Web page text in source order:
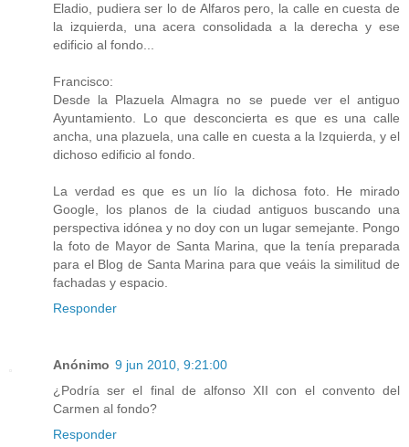
Eladio, pudiera ser lo de Alfaros pero, la calle en cuesta de
la izquierda, una acera consolidada a la derecha y ese
edificio al fondo...
Francisco:
Desde la Plazuela Almagra no se puede ver el antiguo
Ayuntamiento. Lo que desconcierta es que es una calle
ancha, una plazuela, una calle en cuesta a la Izquierda, y el
dichoso edificio al fondo.
La verdad es que es un lío la dichosa foto. He mirado
Google, los planos de la ciudad antiguos buscando una
perspectiva idónea y no doy con un lugar semejante. Pongo
la foto de Mayor de Santa Marina, que la tenía preparada
para el Blog de Santa Marina para que veáis la similitud de
fachadas y espacio.
Responder
Anónimo 9 jun 2010, 9:21:00
¿Podría ser el final de alfonso XII con el convento del
Carmen al fondo?
Responder